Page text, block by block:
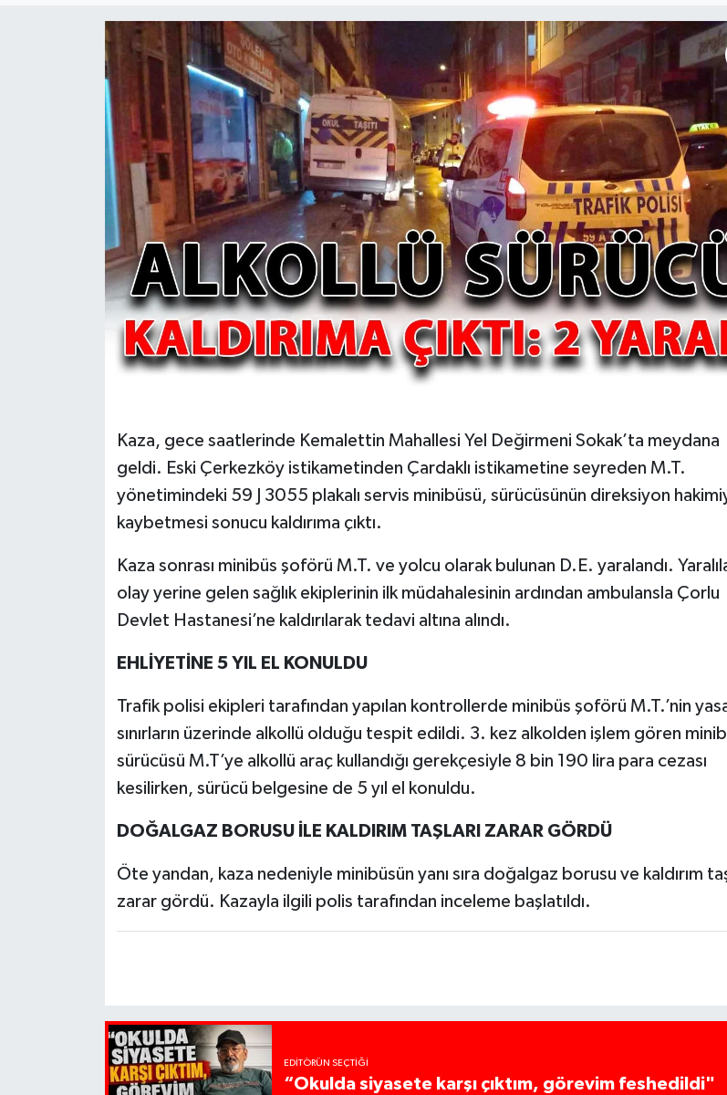
Kaza, gece saatlerinde Kemalettin Mahallesi Yel Değirmeni Sokak’ta meydana
geldi. Eski Çerkezköy istikametinden Çardaklı istikametine seyreden M.T.
yönetimindeki 59 J 3055 plakalı servis minibüsü, sürücüsünün direksiyon
kaybetmesi sonucu kaldırıma çıktı.
Kaza sonrası minibüs şoförü M.T. ve yolcu olarak bulunan D.E. yaralandı.
olay yerine gelen sağlık ekiplerinin ilk müdahalesinin ardından ambulansla Çorlu
Devlet Hastanesi’ne kaldırılarak tedavi altına alındı.
EHLİYETİNE 5 YIL EL KONULDU
Trafik polisi ekipleri tarafından yapılan kontrollerde minibüs şoförü M.T.’nin
sınırların üzerinde alkollü olduğu tespit edildi. 3. kez alkolden işlem gören
sürücüsü M.T’ye alkollü araç kullandığı gerekçesiyle 8 bin 190 lira para cezası
kesilirken, sürücü belgesine de 5 yıl el konuldu.
DOĞALGAZ BORUSU İLE KALDIRIM TAŞLARI ZARAR GÖRDÜ
Öte yandan, kaza nedeniyle minibüsün yanı sıra doğalgaz borusu ve kaldırım
zarar gördü. Kazayla ilgili polis tarafından inceleme başlatıldı.
EDITÖRÜN SEÇTIĞI
“Okulda siyasete karşı çıktım, görevim feshedildi"
Ekonomi
Teknoloji